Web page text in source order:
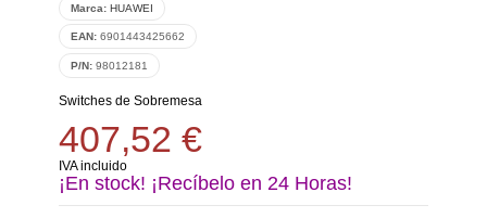
Marca: HUAWEI
EAN: 6901443425662
P/N: 98012181
Switches de Sobremesa
407,52 €
IVA incluido
¡En stock! ¡Recíbelo en 24 Horas!